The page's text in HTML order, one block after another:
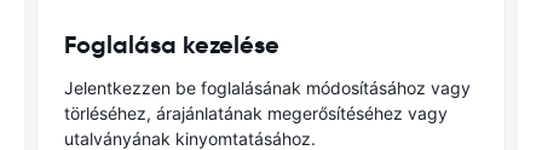
Foglalása kezelése
Jelentkezzen be foglalásának módosításához vagy
törléséhez, árajánlatának megerősítéséhez vagy
utalványának kinyomtatásához.